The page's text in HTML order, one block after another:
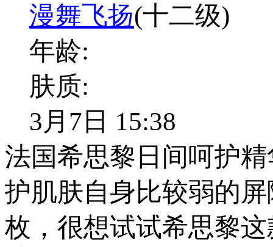
漫舞飞扬(十二级)
年龄:
肤质:
3月7日 15:38
法国希思黎日间呵护
护肌肤自身比较弱的
枚，很想试试希思黎